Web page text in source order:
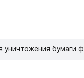
бумаги